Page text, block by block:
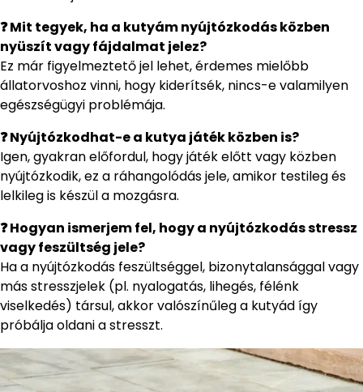
❓ Mit tegyek, ha a kutyám nyújtózkodás közben
nyüszít vagy fájdalmat jelez?
Ez már figyelmeztető jel lehet, érdemes mielőbb
állatorvoshoz vinni, hogy kiderítsék, nincs-e valamilyen
egészségügyi problémája.
❓ Nyújtózkodhat-e a kutya játék közben is?
Igen, gyakran előfordul, hogy játék előtt vagy közben
nyújtózkodik, ez a ráhangolódás jele, amikor testileg és
lelkileg is készül a mozgásra.
❓ Hogyan ismerjem fel, hogy a nyújtózkodás stressz
vagy feszültség jele?
Ha a nyújtózkodás feszültséggel, bizonytalansággal vagy
más stresszjelek (pl. nyalogatás, lihegés, félénk
viselkedés) társul, akkor valószínűleg a kutyád így
próbálja oldani a stresszt.